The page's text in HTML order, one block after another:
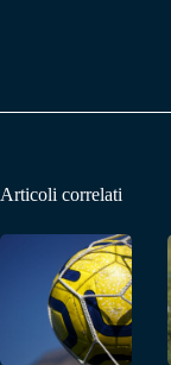
Articoli correlati